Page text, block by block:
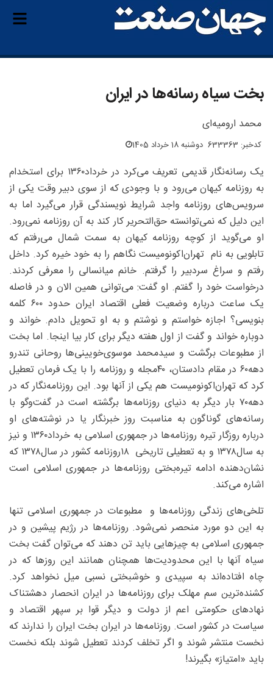
بخت سیاه رسانه‌ها در ایران
محمد ارومیه‌ای‌
کدخبر: 633363 دوشنبه 18 خرداد 1405
یک رسانه‌نگار قدیمی تعریف می‌کرد در خرداد‌۱۳۶۰ برای استخدام
به روزنامه کیهان می‌رود و با وجودی که از سوی دبیر وقت یکی از
سرویس‌های روزنامه واجد شرایط نویسندگی قرار می‌گیرد اما به
این دلیل که نمی‌توانسته حق‌التحریر کار کند به آن روزنامه نمی‌رود.
او می‌گوید از کوچه روزنامه کیهان به سمت شمال می‌رفتم که
تابلویی به نام تهران‌اکونومیست نگاهم را به خود خیره کرد. داخل
رفتم و سراغ سردبیر را گرفتم. خانم میانسالی را معرفی کردند.
درخواست خود را گفتم‌. او گفت: می‌توانی همین الان و در فاصله
یک ساعت درباره وضعیت فعلی اقتصاد ایران حدود ۶۰۰ کلمه
بنویسی؟ اجازه خواستم و نوشتم و به او تحویل دادم. خواند و
دوباره خواند و گفت از اول هفته دیگر برای کار بیا اینجا. اما بخت
از مطبوعات برگشت و سید‌محمد موسوی‌خویینی‌ها روحانی تندرو
دهه‌۶۰ در مقام دادستان، ۴۰‌مجله و روزنامه را با یک فرمان تعطیل
کرد که تهران‌اکونومیست هم یکی از آنها بود. این روزنامه‌نگار که در
دهه‌۷۰ بار دیگر به دنیای روزنامه‌ها برگشته است در گفت‌و‌گو با
رسانه‌های گوناگون به مناسبت روز خبرنگار یا در نوشته‌های او
درباره روزگار تیره روزنامه‌ها در جمهوری اسلامی به خرداد۱۳۶۰ و نیز
به سال‌۱۳۷۸ و به تعطیلی تاریخی ۱۸‌روزنامه کشور در سال‌۱۳۷۸ که
نشان‌دهنده ادامه تیره‌بختی روزنامه‌ها در جمهوری اسلامی است
اشاره می‌کند.
تلخی‌های زندگی روزنامه‌ها و مطبوعات در جمهوری اسلامی تنها
به این دو مورد منحصر نمی‌شود. روزنامه‌ها در رژیم پیشین و در
جمهوری اسلامی به چیزهایی باید تن دهند که می‌توان گفت بخت
سیاه آنها با این محدودیت‌ها همچنان همانند این روزها که در
چاه افتاده‌اند به سپیدی و خوشبختی نسبی میل نخواهد کرد.
کشنده‌ترین سم مهلک برای روزنامه‌ها در ایران انحصار دهشتناک
نهادهای حکومتی اعم از دولت و دیگر قوا بر سپهر اقتصاد و
سیاست در کشور است. روزنامه‌ها در ایران بخت ایران را ندارند که
نخست منتشر شوند و اگر تخلف کردند تعطیل شوند بلکه نخست
باید «امتیاز» بگیرند!